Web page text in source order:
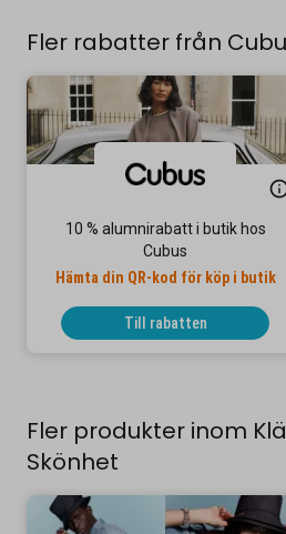
Fler rabatter från
10 % alumnirabatt i butik hos
Cubus
Hämta din QR-kod för köp i butik
Till rabatten
Fler produkter inom
Skönhet